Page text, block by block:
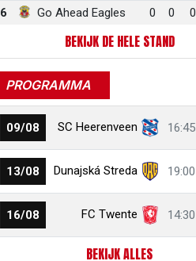
6
Go Ahead Eagles 0 0 0
BEKIJK DE HELE STAND
PROGRAMMA
09/08 SC Heerenveen 16:45
13/08 Dunajská Streda 19:00
16/08 FC Twente 14:30
BEKIJK ALLES